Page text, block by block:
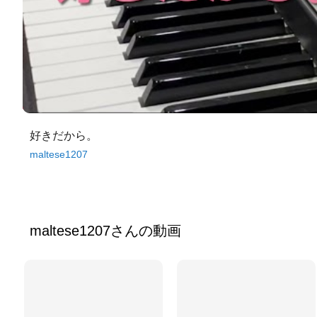
好きだから。
maltese1207
maltese1207さんの動画